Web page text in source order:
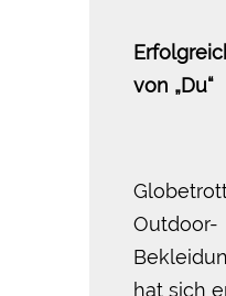
von „Du“
Outdoor-
hat sich